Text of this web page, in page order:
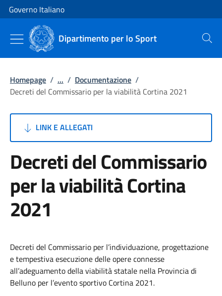
Vai al contenuto
Vai alla navigazione del sito
Governo Italiano
Dipartimento per lo Sport Cerca
Homepage / ... / Documentazione /
Decreti del Commissario per la viabilità Cortina 2021
LINK E ALLEGATI
Decreti del Commissario
per la viabilità Cortina
2021
Decreti del Commissario per l’individuazione, progettazione
e tempestiva esecuzione delle opere connesse
all’adeguamento della viabilità statale nella Provincia di
Belluno per l’evento sportivo Cortina 2021.